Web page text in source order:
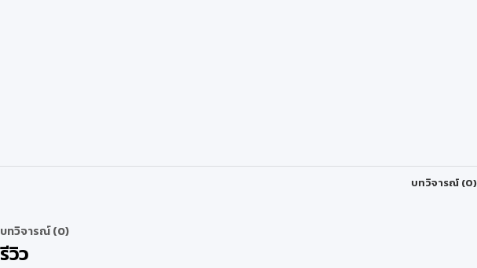
บทวิจารณ์ (0)
บทวิจารณ์ (0)
รีวิว